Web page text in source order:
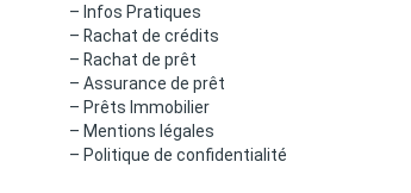
– Infos Pratiques
– Rachat de crédits
– Rachat de prêt
– Assurance de prêt
– Prêts Immobilier
– Mentions légales
– Politique de confidentialité